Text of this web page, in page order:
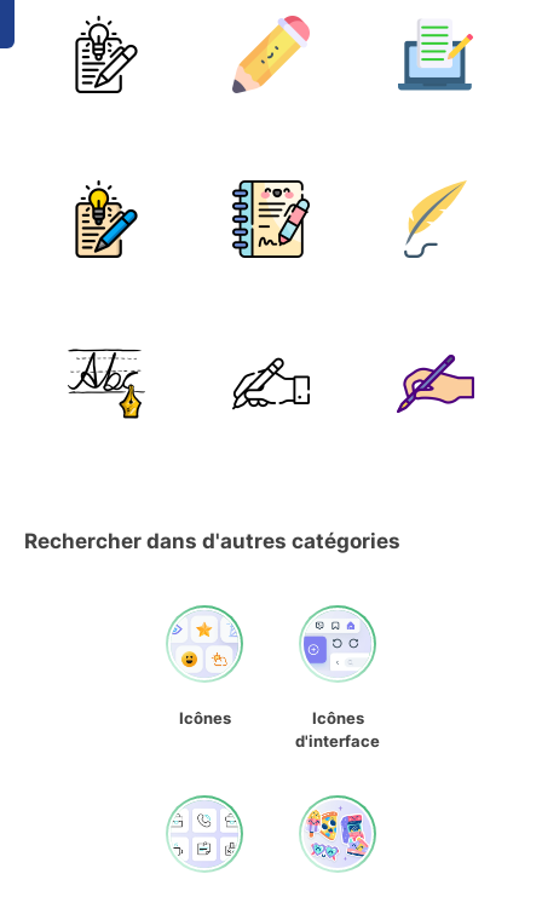
Rechercher dans d'autres catégories
Icônes
Icônes
d'interface